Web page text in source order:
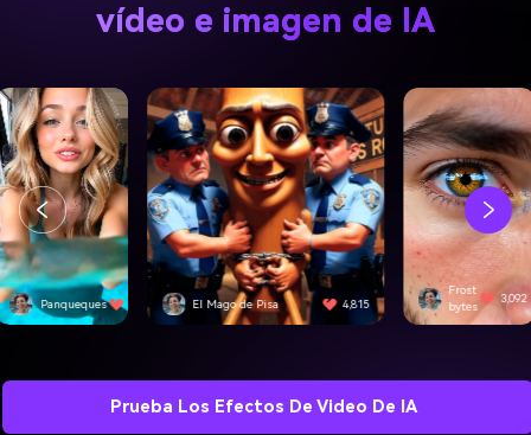
vídeo e imagen de IA
Mago de Pisa 4,815
Frost
bytes
3,092 SwiftEdge
Prueba Los Efectos De Video De IA